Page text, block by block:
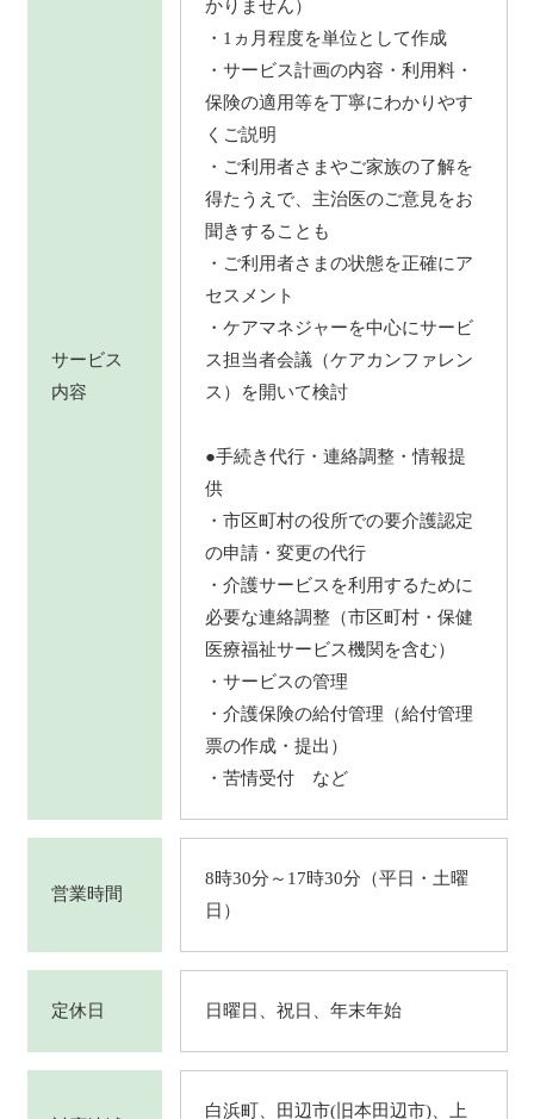
サービス
内容
かりません）
・1ヵ月程度を単位として作成
・サービス計画の内容・利用料・
保険の適用等を丁寧にわかりやす
くご説明
・ご利用者さまやご家族の了解を
得たうえで、主治医のご意見をお
聞きすることも
・ご利用者さまの状態を正確にア
セスメント
・ケアマネジャーを中心にサービ
ス担当者会議（ケアカンファレン
ス）を開いて検討
●手続き代行・連絡調整・情報提
供
・市区町村の役所での要介護認定
の申請・変更の代行
・介護サービスを利用するために
必要な連絡調整（市区町村・保健
医療福祉サービス機関を含む）
・サービスの管理
・介護保険の給付管理（給付管理
票の作成・提出）
・苦情受付 など
営業時間
8時30分～17時30分（平日・土曜
日）
定休日 日曜日、祝日、年末年始
白浜町、田辺市(旧本田辺市)、上